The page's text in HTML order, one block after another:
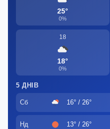
25°
0%
18
18°
0%
5 ДНІВ
Сб 16° / 26°
Нд 13° / 26°